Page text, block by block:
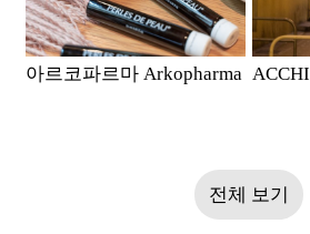
아르코파르마 Arkopharma
전체 보기